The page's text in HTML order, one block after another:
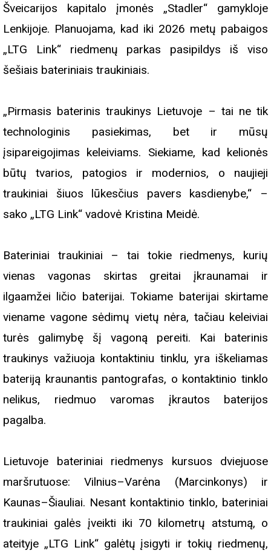
Šveicarijos kapitalo įmonės „Stadler“ gamykloje
Lenkijoje. Planuojama, kad iki 2026 metų pabaigos
„LTG Link“ riedmenų parkas pasipildys iš viso
šešiais bateriniais traukiniais.
„Pirmasis baterinis traukinys Lietuvoje – tai ne tik
technologinis pasiekimas, bet ir mūsų
įsipareigojimas keleiviams. Siekiame, kad kelionės
būtų tvarios, patogios ir modernios, o naujieji
traukiniai šiuos lūkesčius pavers kasdienybe,“ –
sako „LTG Link“ vadovė Kristina Meidė.
Bateriniai traukiniai – tai tokie riedmenys, kurių
vienas vagonas skirtas greitai įkraunamai ir
ilgaamžei ličio baterijai. Tokiame baterijai skirtame
viename vagone sėdimų vietų nėra, tačiau keleiviai
turės galimybę šį vagoną pereiti. Kai baterinis
traukinys važiuoja kontaktiniu tinklu, yra iškeliamas
bateriją kraunantis pantografas, o kontaktinio tinklo
nelikus, riedmuo varomas įkrautos baterijos
pagalba.
Lietuvoje bateriniai riedmenys kursuos dviejuose
maršrutuose: Vilnius–Varėna (Marcinkonys) ir
Kaunas–Šiauliai. Nesant kontaktinio tinklo, bateriniai
traukiniai galės įveikti iki 70 kilometrų atstumą, o
ateityje „LTG Link“ galėtų įsigyti ir tokių riedmenų,